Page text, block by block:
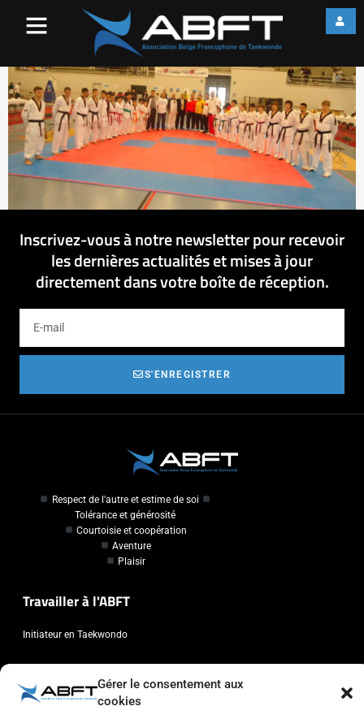
Gérer le consentement aux
cookies
Inscrivez-vous à notre newsletter pour recevoir
les dernières actualités et mises à jour
directement dans votre boîte de réception.
S'ENREGISTRER
Respect de l'autre et estime de soi
Tolérance et générosité
Courtoisie et coopération
Aventure
Plaisir
Travailler à l'ABFT
Initiateur en Taekwondo
Association Belge Francophone de Taekwondo